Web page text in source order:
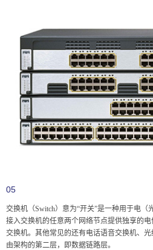
05
交换机（Switch）意为“开关”是一种用于电
接入交换机的任意两个网络节点提供独享的
交换机。其他常见的还有电话语音交换机、
由架构的第二层，即数据链路层。